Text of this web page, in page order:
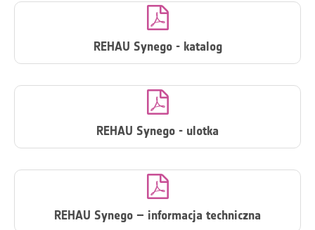

REHAU Synego - katalog

REHAU Synego - ulotka

REHAU Synego – informacja techniczna